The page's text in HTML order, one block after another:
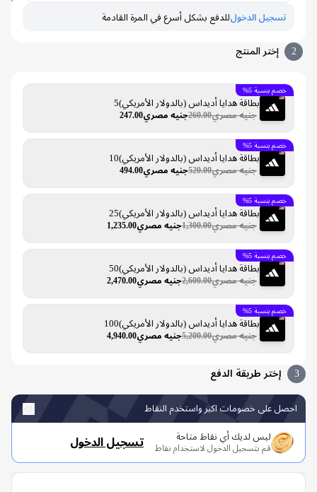
تسجيل الدخول للدفع بشكل أسرع في المرة القادمة
إختر المنتج
بطاقة هدايا أديداس (بالدولار الأمريكي)5
جنيه مصري260.00 جنيه مصري247.00
خصم بنسبة 5%
بطاقة هدايا أديداس (بالدولار الأمريكي)10
جنيه مصري520.00 جنيه مصري494.00
خصم بنسبة 5%
بطاقة هدايا أديداس (بالدولار الأمريكي)25
جنيه مصري1,300.00 جنيه مصري1,235.00
خصم بنسبة 5%
بطاقة هدايا أديداس (بالدولار الأمريكي)50
جنيه مصري2,600.00 جنيه مصري2,470.00
خصم بنسبة 5%
بطاقة هدايا أديداس (بالدولار الأمريكي)100
جنيه مصري5,200.00 جنيه مصري4,940.00
خصم بنسبة 5%
إختر طريقة الدفع
على خصومات اكبر واستخدم النقاط
ليس لديك أي نقاط متاحة
قم بتسجيل الدخول لاستخدام نقاط تسجيل الدخول